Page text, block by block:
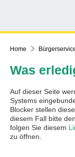
Home
Was
Auf dieser Seite
Systems
Blocker stellen
diesem Fall bitte
folgen Sie diesem
zu öffnen.